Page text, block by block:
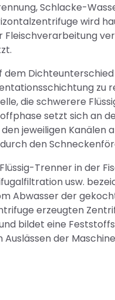
Schlacke-
wird
zu
die schwerere
setzt sich an
jeweiligen Kanälen
den
Trenner in der
usw.
Abwasser der
erzeugten
bildet eine
der